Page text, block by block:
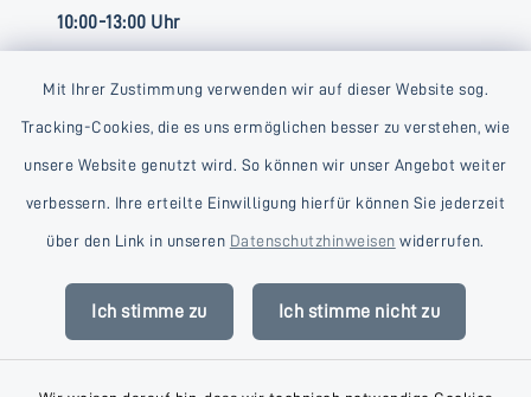
Mit Ihrer Zustimmung verwenden wir auf dieser Website sog.
Tracking-Cookies, die es uns ermöglichen besser zu verstehen, wie
unsere Website genutzt wird. So können wir unser Angebot weiter
verbessern. Ihre erteilte Einwilligung hierfür können Sie jederzeit
über den Link in unseren Datenschutzhinweisen widerrufen.
Ich stimme zu Ich stimme nicht zu
10:00-13:00 Uhr
Kontakt
Datenschutz